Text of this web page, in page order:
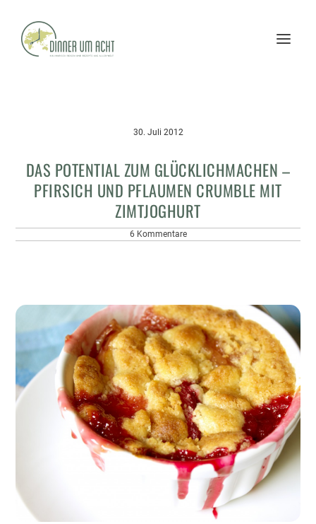
30. Juli 2012
DAS POTENTIAL ZUM GLÜCKLICHMACHEN –
PFIRSICH UND PFLAUMEN CRUMBLE MIT
ZIMTJOGHURT
6 Kommentare